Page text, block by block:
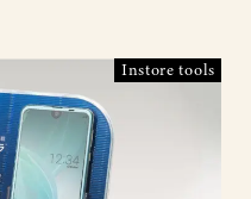
Instore tools